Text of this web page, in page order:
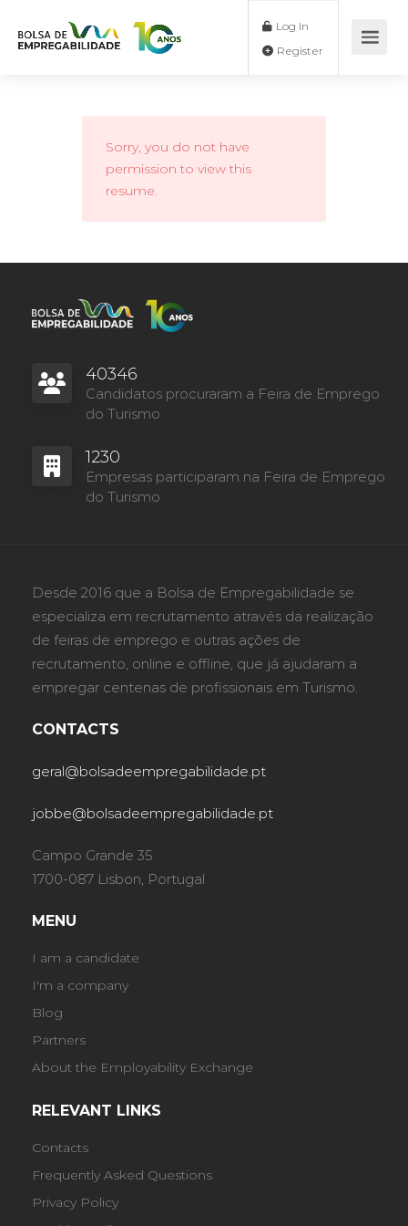
Log In
Sorry, you do not have
permission to view this
resume.
40346
Candidatos procuraram a Feira de Emprego
do Turismo
1230
Empresas participaram na Feira de Emprego
do Turismo
Desde 2016 que a Bolsa de Empregabilidade se
especializa em recrutamento através da realização
de feiras de emprego e outras ações de
recrutamento, online e offline, que já ajudaram a
empregar centenas de profissionais em Turismo.
CONTACTS
geral@bolsadeempregabilidade.pt
jobbe@bolsadeempregabilidade.pt
Campo Grande 35
1700-087 Lisbon, Portugal
MENU
I am a candidate
I'm a company
Blog
Partners
About the Employability Exchange
RELEVANT LINKS
Contacts
Frequently Asked Questions
Privacy Policy